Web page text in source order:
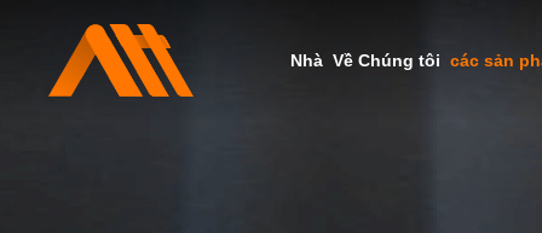
Nhà Về Chúng tôi các sản